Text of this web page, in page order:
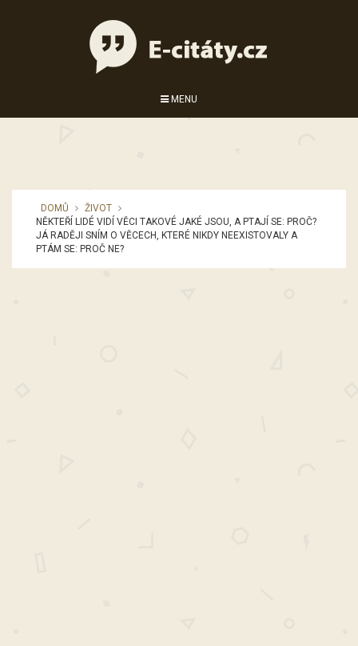
MENU
DOMŮ
ŽIVOT
NĚKTEŘÍ LIDÉ VIDÍ VĚCI TAKOVÉ JAKÉ JSOU, A PTAJÍ SE: PROČ?
JÁ RADĚJI SNÍM O VĚCECH, KTERÉ NIKDY NEEXISTOVALY A
PTÁM SE: PROČ NE?